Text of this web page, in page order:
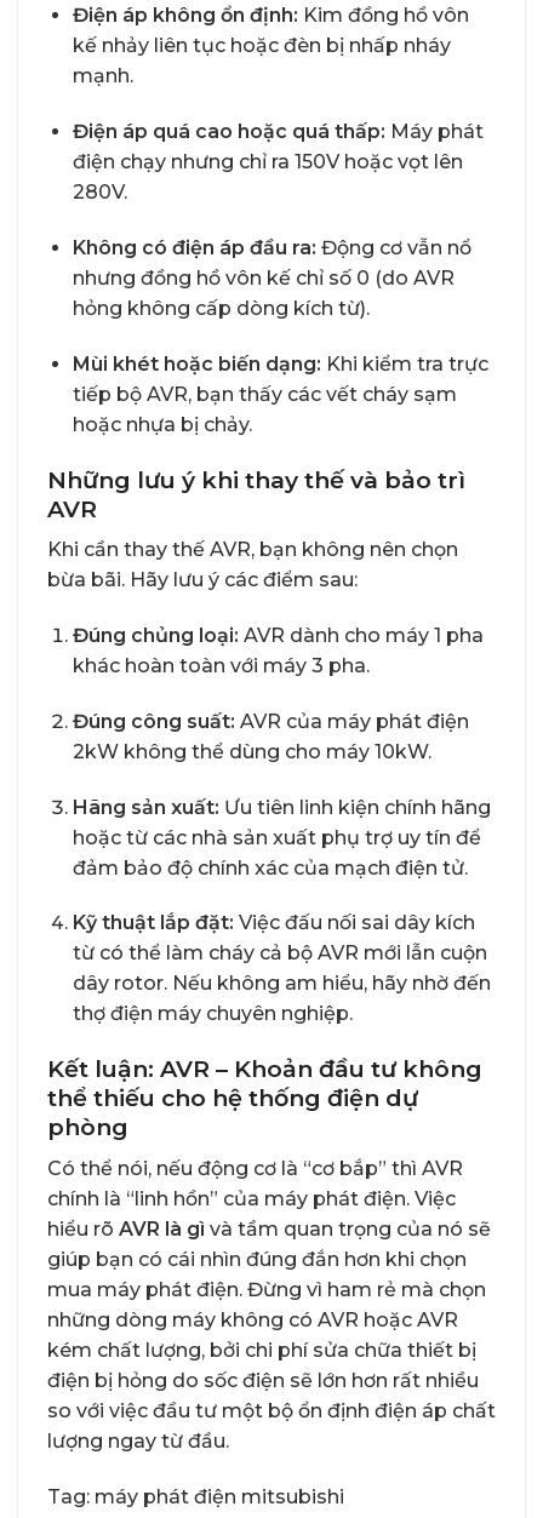
Điện áp không ổn định: Kim đồng hồ vôn
kế nhảy liên tục hoặc đèn bị nhấp nháy
mạnh.
Điện áp quá cao hoặc quá thấp: Máy phát
điện chạy nhưng chỉ ra 150V hoặc vọt lên
280V.
Không có điện áp đầu ra: Động cơ vẫn nổ
nhưng đồng hồ vôn kế chỉ số 0 (do AVR
hỏng không cấp dòng kích từ).
Mùi khét hoặc biến dạng: Khi kiểm tra trực
tiếp bộ AVR, bạn thấy các vết cháy sạm
hoặc nhựa bị chảy.
Những lưu ý khi thay thế và bảo trì
AVR
Khi cần thay thế AVR, bạn không nên chọn
bừa bãi. Hãy lưu ý các điểm sau:
Đúng chủng loại: AVR dành cho máy 1 pha
khác hoàn toàn với máy 3 pha.
Đúng công suất: AVR của máy phát điện
2kW không thể dùng cho máy 10kW.
Hãng sản xuất: Ưu tiên linh kiện chính hãng
hoặc từ các nhà sản xuất phụ trợ uy tín để
đảm bảo độ chính xác của mạch điện tử.
Kỹ thuật lắp đặt: Việc đấu nối sai dây kích
từ có thể làm cháy cả bộ AVR mới lẫn cuộn
dây rotor. Nếu không am hiểu, hãy nhờ đến
thợ điện máy chuyên nghiệp.
Kết luận: AVR – Khoản đầu tư không
thể thiếu cho hệ thống điện dự
phòng
Có thể nói, nếu động cơ là “cơ bắp” thì AVR
chính là “linh hồn” của máy phát điện. Việc
hiểu rõ AVR là gì và tầm quan trọng của nó sẽ
giúp bạn có cái nhìn đúng đắn hơn khi chọn
mua máy phát điện. Đừng vì ham rẻ mà chọn
những dòng máy không có AVR hoặc AVR
kém chất lượng, bởi chi phí sửa chữa thiết bị
điện bị hỏng do sốc điện sẽ lớn hơn rất nhiều
so với việc đầu tư một bộ ổn định điện áp chất
lượng ngay từ đầu.
Tag: máy phát điện mitsubishi